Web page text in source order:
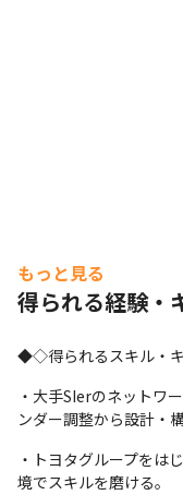
もっと見る
得られる経験・
◆◇得られるスキル・
・大手SIerのネットワ
ンダー調整から設計・
・トヨタグループをは
境でスキルを磨ける。